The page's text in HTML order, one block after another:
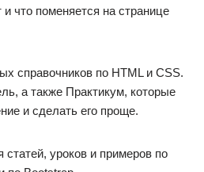
что поменяется на странице
справочников по HTML и CSS.
а также Практикум, которые
и сделать его проще.
уроков и примеров по